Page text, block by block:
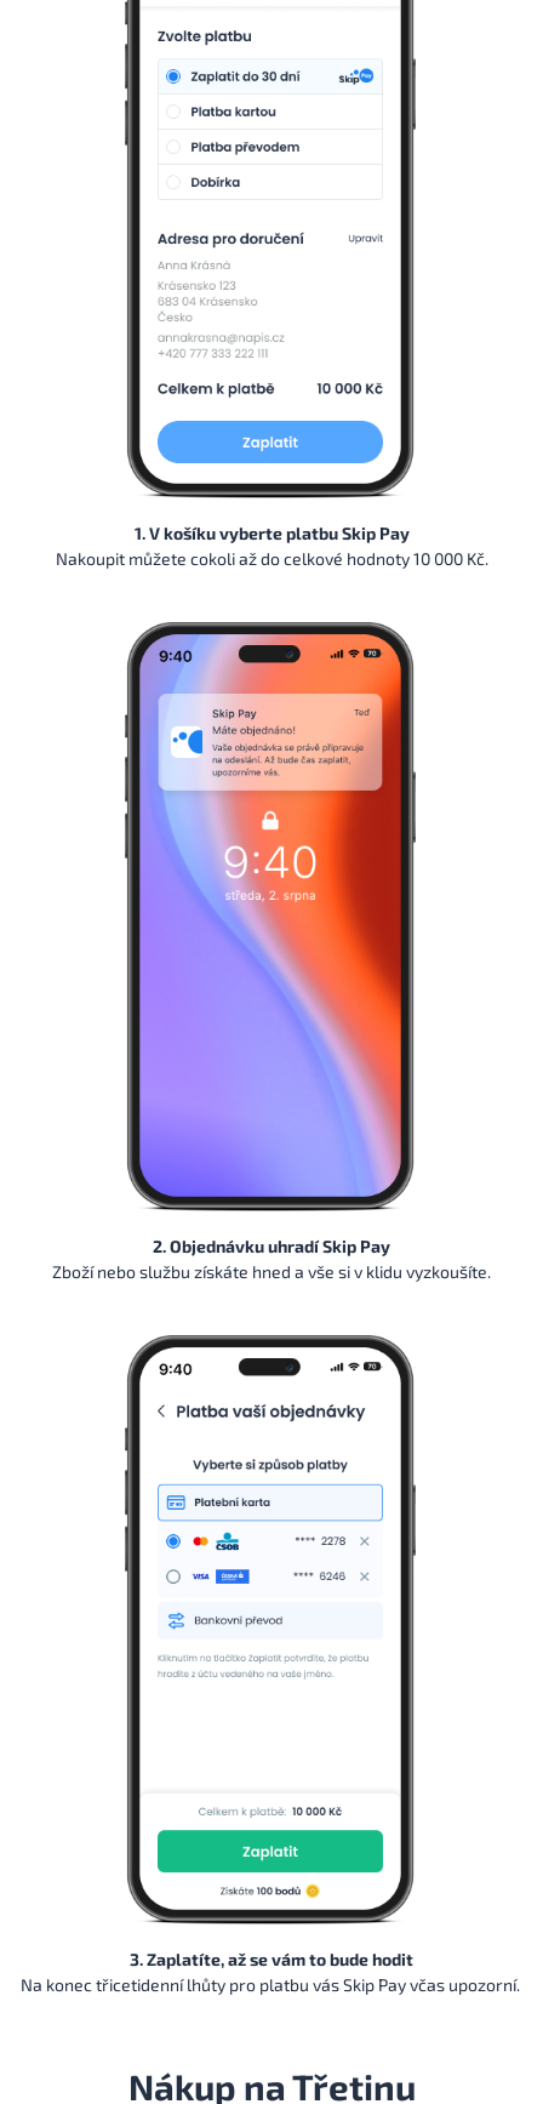
1. V košíku vyberte platbu Skip Pay
Nakoupit můžete cokoli až do celkové hodnoty 10 000 Kč.
2. Objednávku uhradí Skip Pay
Zboží nebo službu získáte hned a vše si v klidu vyzkoušíte.
3. Zaplatíte, až se vám to bude hodit
Na konec třicetidenní lhůty pro platbu vás Skip Pay včas upozorní.
Nákup na Třetinu